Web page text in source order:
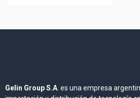
Gelin Group S.A . es una empresa